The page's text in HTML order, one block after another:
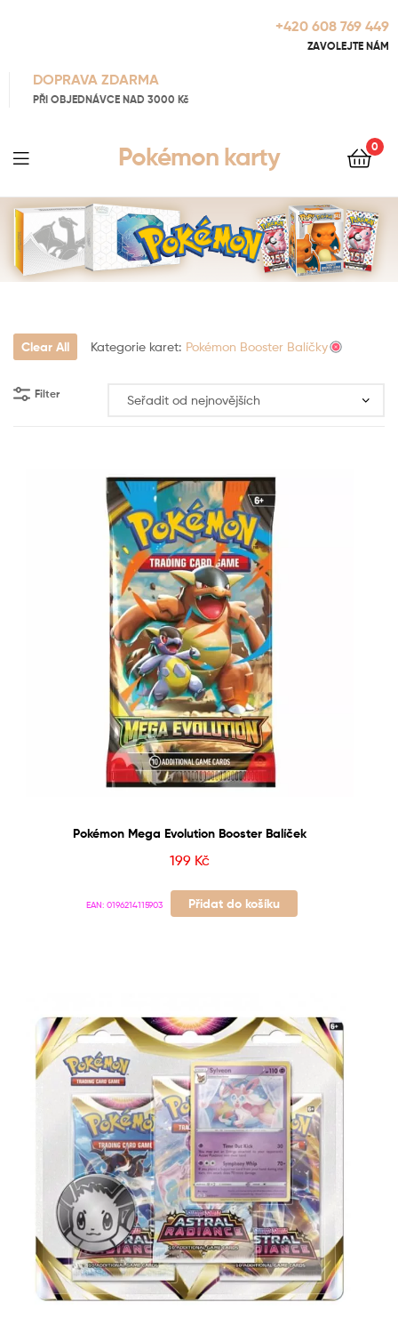
+420 608 769 449
ZAVOLEJTE NÁM
DOPRAVA ZDARMA
PŘI OBJEDNÁVCE NAD 3000 Kč
Pokémon karty 0
Clear All Kategorie karet: Pokémon Booster Balíčky
Filter
Pokémon Mega Evolution Booster Balíček
199 Kč
EAN: 0196214115903 Přidat do košíku